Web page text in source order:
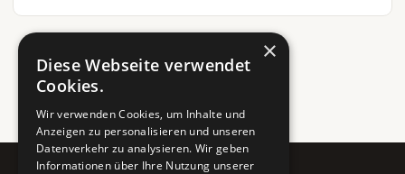
×
Diese Webseite verwendet
Cookies.
Wir verwenden Cookies, um Inhalte und
Anzeigen zu personalisieren und unseren
Datenverkehr zu analysieren. Wir geben
Informationen über Ihre Nutzung unserer